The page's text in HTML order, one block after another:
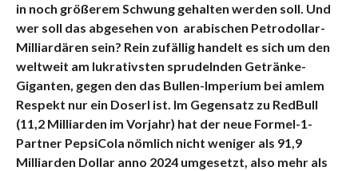
in noch größerem Schwung gehalten werden soll. Und
wer soll das abgesehen von arabischen Petrodollar-
Milliardären sein? Rein zufällig handelt es sich um den
weltweit am lukrativsten sprudelnden Getränke-
Giganten, gegen den das Bullen-Imperium bei amlem
Respekt nur ein Doserl ist. Im Gegensatz zu RedBull
(11,2 Milliarden im Vorjahr) hat der neue Formel-1-
Partner PepsiCola nömlich nicht weniger als 91,9
Milliarden Dollar anno 2024 umgesetzt, also mehr als